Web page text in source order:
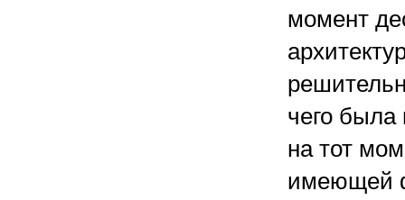
момент
чего
на тот
имеющей